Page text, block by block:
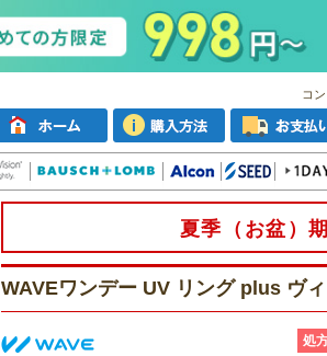
コ
夏季（お盆）
WAVEワンデー UV リング plus ヴ
処